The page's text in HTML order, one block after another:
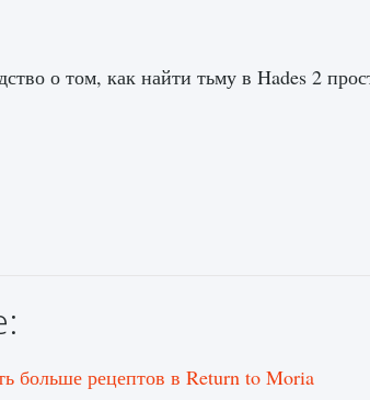
о том, как найти тьму в Hades 2
больше рецептов в Return to Moria